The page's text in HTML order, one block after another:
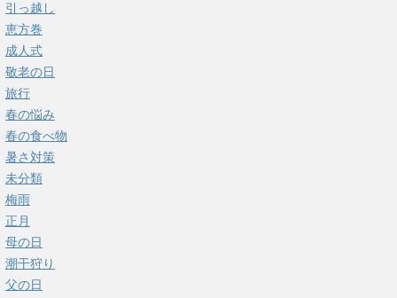
引っ越し
恵方巻
成人式
敬老の日
旅行
春の悩み
春の食べ物
暑さ対策
未分類
梅雨
正月
母の日
潮干狩り
父の日